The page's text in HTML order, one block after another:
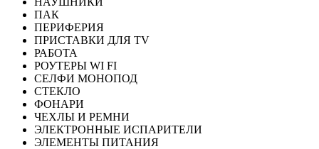
ПАК
ПЕРИФЕРИЯ
ПРИСТАВКИ ДЛЯ TV
РАБОТА
РОУТЕРЫ WI FI
СЕЛФИ МОНОПОД
СТЕКЛО
ФОНАРИ
ЧЕХЛЫ И РЕМНИ
ЭЛЕКТРОННЫЕ ИСПАРИТЕЛИ
ЭЛЕМЕНТЫ ПИТАНИЯ